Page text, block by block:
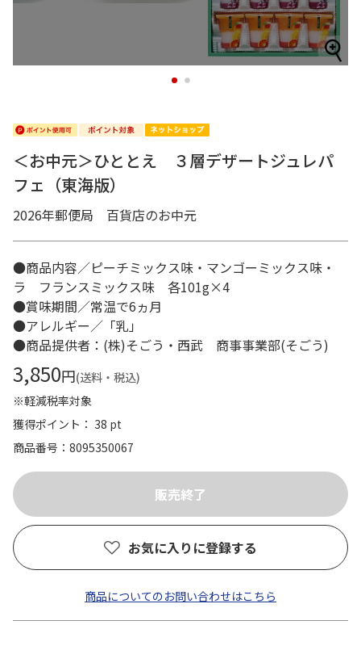
1 2
＜お中元＞ひととえ ３層デザートジュレパ
フェ（東海版）
2026年郵便局 百貨店のお中元
●商品内容／ピーチミックス味・マンゴーミックス味・
ラ フランスミックス味 各101g×4
●賞味期間／常温で6ヵ月
●アレルギー／「乳」
●商品提供者：(株)そごう・西武 商事事業部(そごう)
3,850円(送料・税込)
※軽減税率対象
獲得ポイント： 38 pt
商品番号
8095350067
お気に入りに登録する
商品についてのお問い合わせはこちら